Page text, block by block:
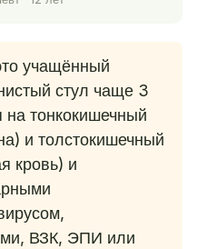
учащённый
стул чаще 3
на тонкокишечный
и толстокишечный
кровь) и
ВЗК, ЭПИ или